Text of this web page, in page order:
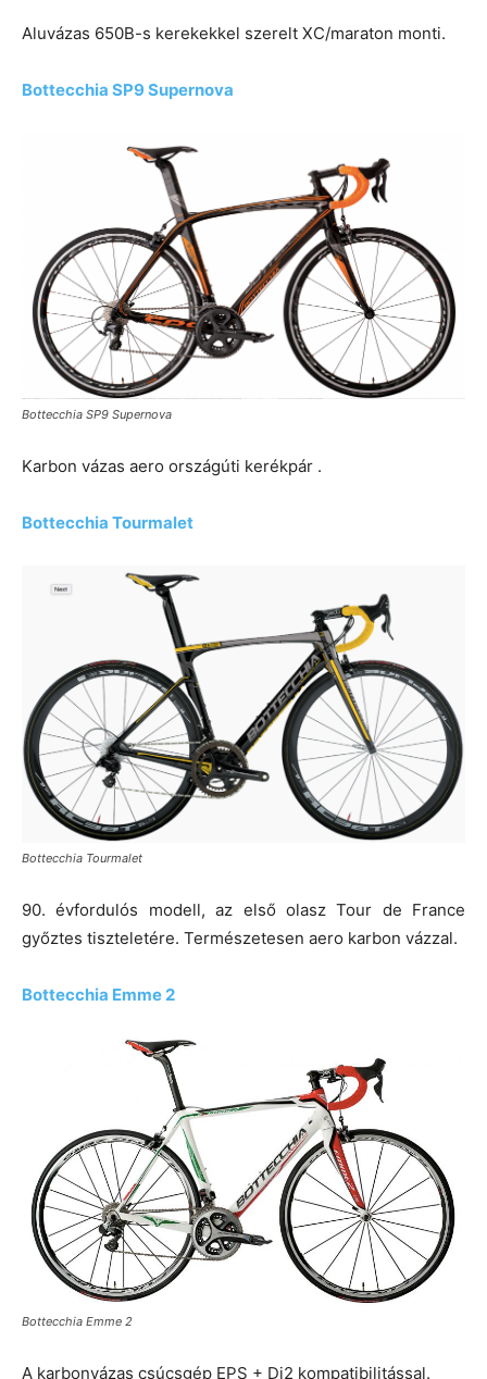
Aluvázas 650B-s kerekekkel szerelt XC/maraton monti.
Bottecchia SP9 Supernova
Bottecchia SP9 Supernova
Karbon vázas aero országúti kerékpár .
Bottecchia Tourmalet
Bottecchia Tourmalet
90. évfordulós modell, az első olasz Tour de France
győztes tiszteletére. Természetesen aero karbon vázzal.
Bottecchia Emme 2
Bottecchia Emme 2
A karbonvázas csúcsgép EPS + Di2 kompatibilitással.